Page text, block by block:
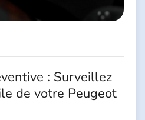
: Surveillez
de votre Peugeot